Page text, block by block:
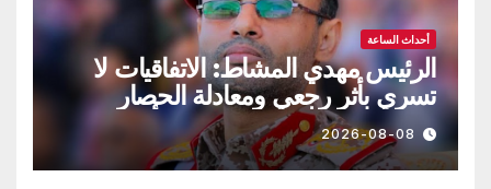
أحداث الساعة
الرئيس مهدي المشاط: الاتفاقيات لا
تسري بأثر رجعي ومعادلة الحصار
بالحصار مستمرة حتى تحقق أهدافها
2026-08-08